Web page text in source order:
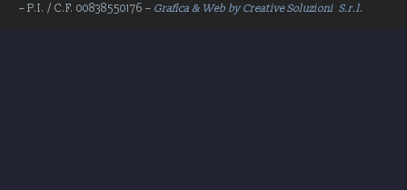
– P.I. / C.F. 00838550176 – Grafica & Web by Creative Soluzioni S.r.l.